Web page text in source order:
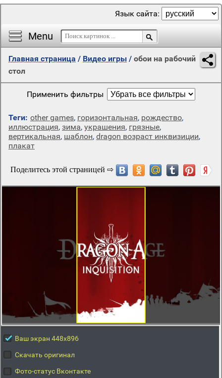
Menu
Язык сайта:
Главная страница / Видео игры / обои на рабочий
стол
Применить фильтры
Теги: other games, горизонтальная, рождество,
иллюстрация, зима, украшения, грязные,
вертикальная, шаблон, dragon возраст инквизиции,
плакат
Ваш экран 448x896
Скачать оригинал
Фото-статус Вконтакте